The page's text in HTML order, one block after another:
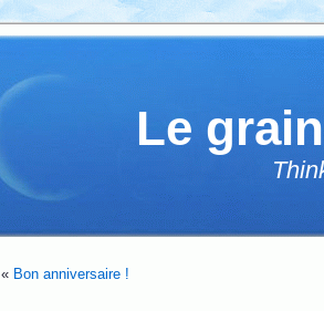
Le
« Bon anniversaire !